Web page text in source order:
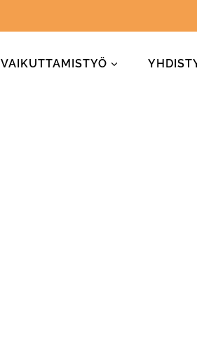
VAIKUTTAMISTYÖ